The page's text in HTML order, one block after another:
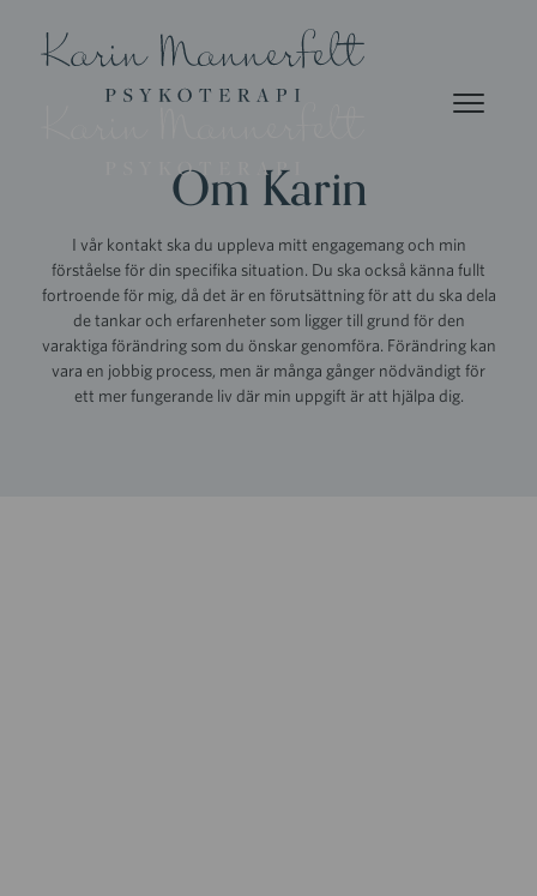
Om Karin
I vår kontakt ska du uppleva mitt engagemang och min
förståelse för din specifika situation. Du ska också känna fullt
fortroende för mig, då det är en förutsättning för att du ska dela
de tankar och erfarenheter som ligger till grund för den
varaktiga förändring som du önskar genomföra. Förändring kan
vara en jobbig process, men är många gånger nödvändigt för
ett mer fungerande liv där min uppgift är att hjälpa dig.